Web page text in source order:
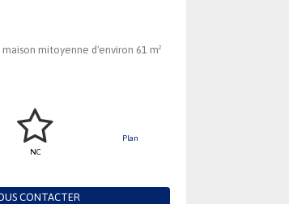
mitoyenne d'environ 61 m²
NC
Plan
CONTACTER